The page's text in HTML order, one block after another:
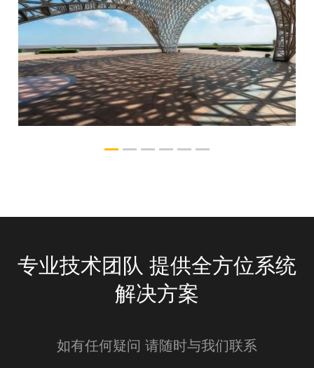
289钢铁行业解决方案
承袭经典 风采自若
专业技术团队 提供全方位系统
解决方案
如有任何疑问 请随时与我们联系